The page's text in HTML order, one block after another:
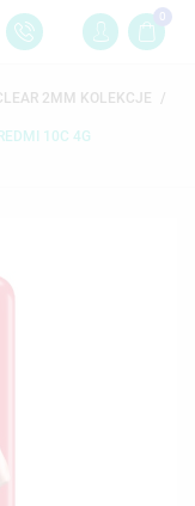
0
2MM KOLEKCJE
10C 4G